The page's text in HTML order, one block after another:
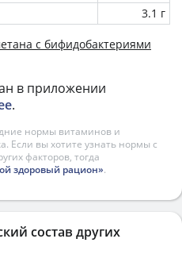
3.1 г
с бифидобактериями
в приложении
.
нормы витаминов и
Если вы хотите узнать нормы с
факторов, тогда
здоровый рацион».
состав других